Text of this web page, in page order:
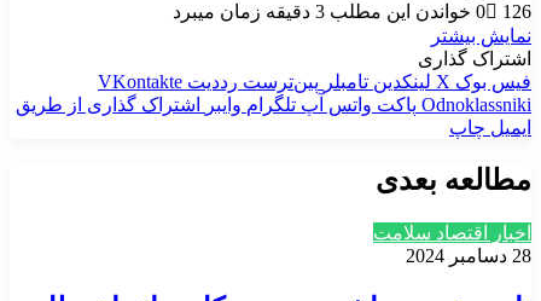
0
126
خواندن این مطلب 3 دقیقه زمان میبرد
نمایش بیشتر
اشتراک گذاری
فیس بوک X لینکدین ‫تامبلر ‫پین‌ترست ‫رددیت ‫VKontakte
‫Odnoklassniki پاکت واتس آپ تلگرام وایبر
اشتراک گذاری از طریق
ایمیل چاپ
مطالعه بعدی
اخبار اقتصاد سلامت
28 دسامبر 2024